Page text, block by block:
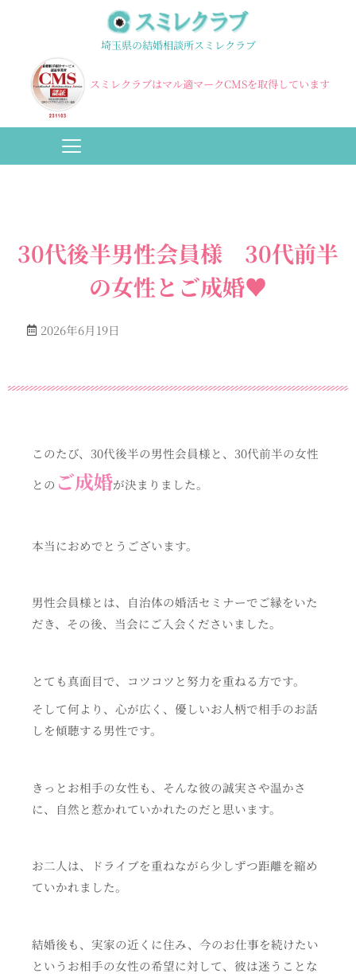
埼玉県の結婚相談所スミレクラブ
スミレクラブはマル適マークCMSを取得しています
30代後半男性会員様 30代前半
の女性とご成婚♥️
2026年6月19日
このたび、30代後半の男性会員様と、30代前半の女性
との ご成婚が決まりました。
本当におめでとうございます。
男性会員様とは、自治体の婚活セミナーでご縁をいた
だき、その後、当会にご入会くださいました。
とても真面目で、コツコツと努力を重ねる方です。
そして何より、心が広く、優しいお人柄で相手のお話
しを傾聴する男性です。
きっとお相手の女性も、そんな彼の誠実さや温かさ
に、自然と惹かれていかれたのだと思います。
お二人は、ドライブを重ねながら少しずつ距離を縮め
ていかれました。
結婚後も、実家の近くに住み、今のお仕事を続けたい
というお相手の女性の希望に対して、彼は迷うことな